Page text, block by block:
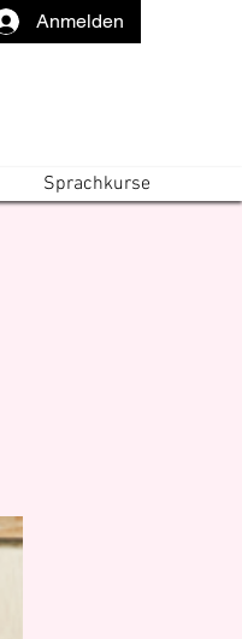
Anmelden
Sprachkurse